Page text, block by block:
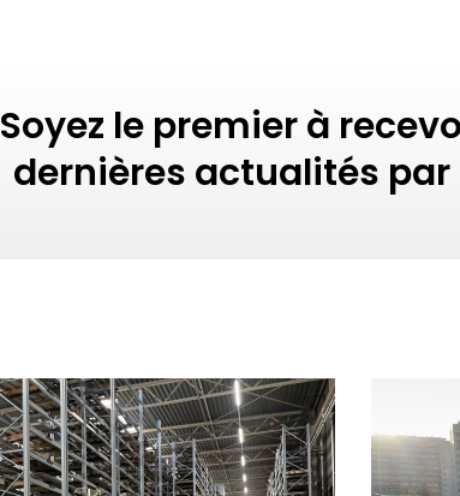
Soyez le premier à
dernières actualités